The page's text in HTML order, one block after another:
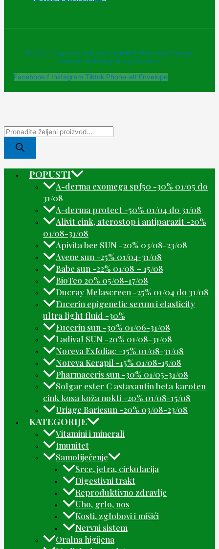
© 2025 - Sva prava zadržava Apoteke "Belladonna" Trebinje |
Powered and designed by Webherzz
Facebook-f Instagram Tiktok Phone-alt Envelope
POPUSTI
A-derma exomega spf50 -30% 01/05 do
31/08
A-derma protect -50% 01/04 do 31/08
Alivit cink, aterostop i antiparazit -20%
01/08-31/08
Apivita bee SUN -20% 03/08-23/08
Avene sun -25% 01/04-31/08
Babe sun -22% 01/08 – 15/08
BioTeo 20% 05/08-17/08
Ducray Melascreen -25% 01/04 do 31/08
Eucerin epigenetic serum i elasticity
ultra light fluid -30%
Eucerin sun -30% 01/06-31/08
Ladival SUN -20% 01/08-31/08
Noreva Exfoliac -15% 01/08-31/08
Noreva Kerapil -15% 01/08-15/08
Pharmaceris sun -30% 01/05-31/08
Solgar ester C astaxantin beta karoten
cink kosa koža nokti -20% 01/08-15/08
Uriage Bariesun -20% 03/08-23/08
KATEGORIJE
Vitamini i minerali
Imunitet
Samoliječenje
Srce, jetra, cirkulacija
Digestivni trakt
Reproduktivno zdravlje
Uho, grlo, nos
Kosti, zglobovi i mišići
Nervni sistem
Oralna higijena